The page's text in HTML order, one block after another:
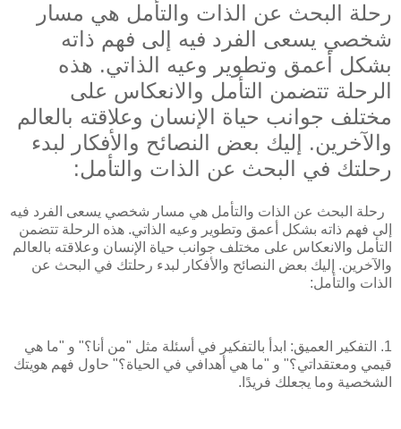
رحلة البحث عن الذات والتأمل هي مسار
شخصي يسعى الفرد فيه إلى فهم ذاته
بشكل أعمق وتطوير وعيه الذاتي. هذه
الرحلة تتضمن التأمل والانعكاس على
مختلف جوانب حياة الإنسان وعلاقته بالعالم
والآخرين. إليك بعض النصائح والأفكار لبدء
رحلتك في البحث عن الذات والتأمل:
رحلة البحث عن الذات والتأمل هي مسار شخصي يسعى الفرد فيه
إلى فهم ذاته بشكل أعمق وتطوير وعيه الذاتي. هذه الرحلة تتضمن
التأمل والانعكاس على مختلف جوانب حياة الإنسان وعلاقته بالعالم
والآخرين. إليك بعض النصائح والأفكار لبدء رحلتك في البحث عن
الذات والتأمل:
1. التفكير العميق: ابدأ بالتفكير في أسئلة مثل "من أنا؟" و "ما هي
قيمي ومعتقداتي؟" و "ما هي أهدافي في الحياة؟" حاول فهم هويتك
الشخصية وما يجعلك فريدًا.